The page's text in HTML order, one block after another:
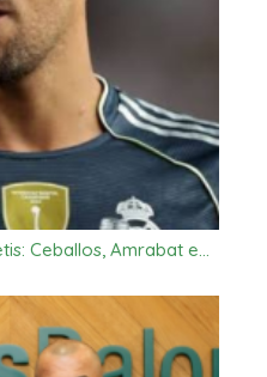
Ceballos, Amrabat e…